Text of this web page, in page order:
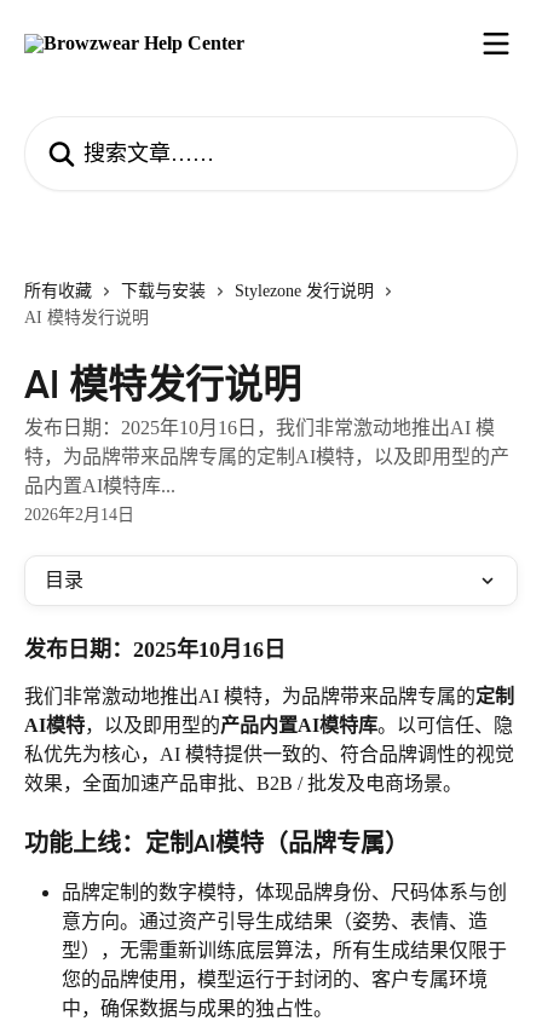
所有收藏 下载与安装
Stylezone 发行说明
AI 模特发行说明
AI 模特发行说明
发布日期：2025年10月16日，我们非常激动地推出AI 模
特，为品牌带来品牌专属的定制AI模特，以及即用型的产
品内置AI模特库...
2026年2月14日
目录
发布日期：2025年10月16日
我们非常激动地推出AI 模特，为品牌带来品牌专属的定制
AI模特，以及即用型的产品内置AI模特库。以可信任、隐
私优先为核心，AI 模特提供一致的、符合品牌调性的视觉
效果，全面加速产品审批、B2B / 批发及电商场景。
功能上线：定制AI模特（品牌专属）
品牌定制的数字模特，体现品牌身份、尺码体系与创
意方向。通过资产引导生成结果（姿势、表情、造
型），无需重新训练底层算法，所有生成结果仅限于
您的品牌使用，模型运行于封闭的、客户专属环境
中，确保数据与成果的独占性。